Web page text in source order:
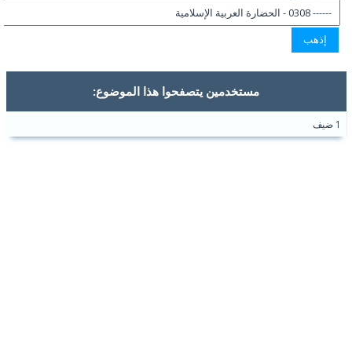
مستخدمين يتصفحوا هذا الموضوع: